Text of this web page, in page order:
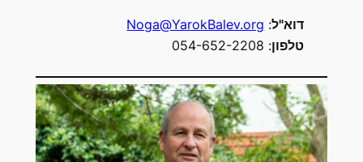
דוא"ל:
Noga@YarokBalev.org
טלפון: 054-652-2208